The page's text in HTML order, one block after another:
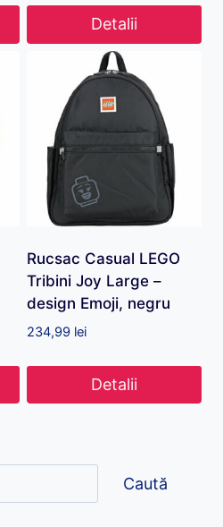
Detalii
Rucsac Casual LEGO
Tribini Joy Large –
design Emoji, negru
234,99 lei
Detalii
Caută